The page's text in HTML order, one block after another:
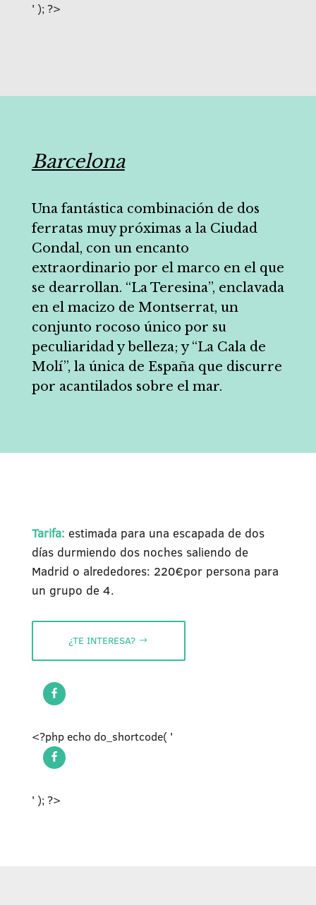
' ); ?>
Barcelona
Una fantástica combinación de dos
ferratas muy próximas a la Ciudad
Condal, con un encanto
extraordinario por el marco en el que
se dearrollan. “La Teresina”, enclavada
en el macizo de Montserrat, un
conjunto rocoso único por su
peculiaridad y belleza; y “La Cala de
Molí”, la única de España que discurre
por acantilados sobre el mar.
Tarifa: estimada para una escapada de dos
días durmiendo dos noches saliendo de
Madrid o alrededores: 220€por persona para
un grupo de 4.
¿TE INTERESA?
<?php echo do_shortcode( '
' ); ?>